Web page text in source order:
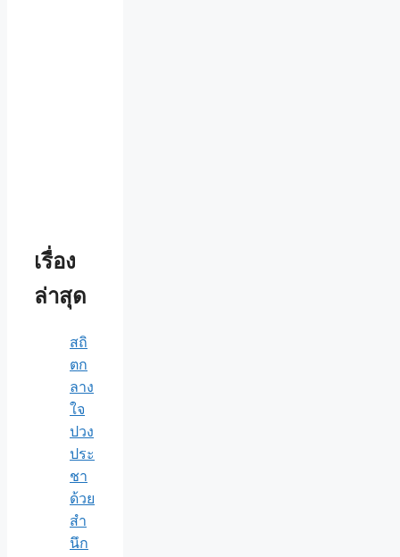
เรื่อง
ล่าสุด
สถิ
ตก
ลาง
ใจ
ปวง
ประ
ชา
ด้วย
สำ
นึก